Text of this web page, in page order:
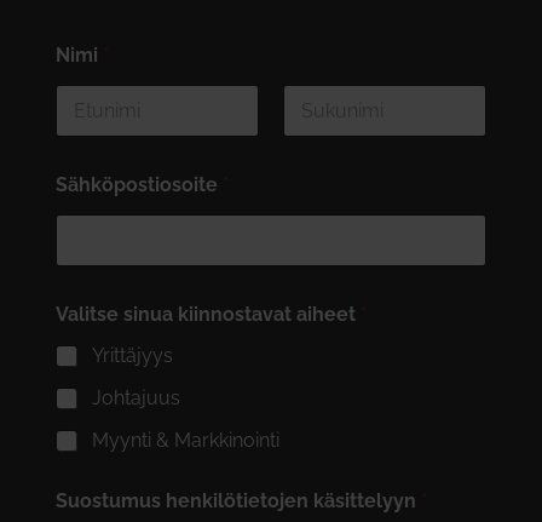
Nimi *
Sähköpostiosoite *
Valitse sinua kiinnostavat aiheet *
Yrittäjyys
Johtajuus
Myynti & Markkinointi
Suostumus henkilötietojen käsittelyyn *